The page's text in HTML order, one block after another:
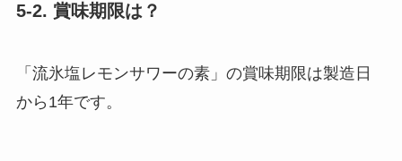
5-2. 賞味期限は？
「流氷塩レモンサワーの素」の賞味期限は製造日
から1年です。